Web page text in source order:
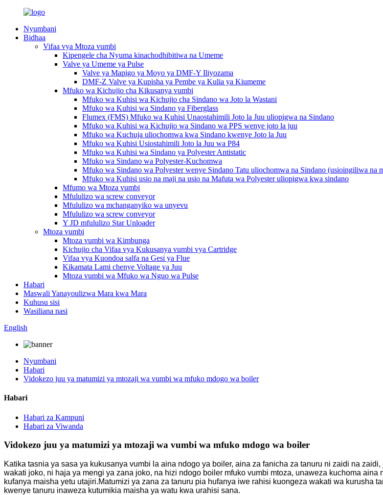
Nyumbani
Bidhaa
Vifaa vya Mtoza vumbi
Kipengele cha Nyuma kinachodhibitiwa na Umeme
Valve ya Umeme ya Pulse
Valve ya Mapigo ya Moyo ya DMF-Y Iliyozama
DMF-Z Valve ya Kupisha ya Pembe ya Kulia ya Kiumeme
Mfuko wa Kichujio cha Kikusanya vumbi
Mfuko wa Kuhisi wa Kichujio cha Sindano wa Joto la Wastani
Mfuko wa Kuhisi wa Sindano ya Fiberglass
Flumex (FMS) Mfuko wa Kuhisi Unaostahimili Joto la Juu uliopigwa na Sindano
Mfuko wa Kuhisi wa Kichujio wa Sindano wa PPS wenye joto la juu
Mfuko wa Kuchuja uliochomwa kwa Sindano kwenye Joto la Juu
Mfuko wa Kuhisi Usiostahimili Joto la Juu wa P84
Mfuko wa Kuhisi wa Sindano ya Polyester Antistatic
Mfuko wa Sindano wa Polyester-Kuchomwa
Mfuko wa Sindano wa Polyester wenye Sindano Tatu uliochomwa na Sindano (usioingiliwa na
Mfuko wa Kuhisi usio na maji na usio na Mafuta wa Polyester uliopigwa kwa sindano
Mfumo wa Mtoza vumbi
Mfululizo wa screw conveyor
Mfululizo wa mchanganyiko wa unyevu
Mfululizo wa screw conveyor
Y JD mfululizo Star Unloader
Mtoza vumbi
Mtoza vumbi wa Kimbunga
Kichujio cha Vifaa vya Kukusanya vumbi vya Cartridge
Vifaa vya Kuondoa salfa na Gesi ya Flue
Kikamata Lami chenye Voltage ya Juu
Mtoza vumbi wa Mfuko wa Nguo wa Pulse
Habari
Maswali Yanayoulizwa Mara kwa Mara
Kuhusu sisi
Wasiliana nasi
English
Nyumbani
Habari
Vidokezo juu ya matumizi ya mtozaji wa vumbi wa mfuko mdogo wa boiler
Habari
Habari za Kampuni
Habari za Viwanda
Vidokezo juu ya matumizi ya mtozaji wa vumbi wa mfuko mdogo wa boiler
Katika tasnia ya sasa ya kukusanya vumbi la aina ndogo ya boiler, aina za fanicha za tanuru ni zaidi na
wakati joko, ni haja ya mengi ya zana joko, na hizi ndogo boiler mfuko vumbi mtoza, unaweza kuchoma
kufanya maisha yetu utajiri.Matumizi ya zana za tanuru pia hufanya iwe rahisi kuongeza wakati wa kurusha
kwenye tanuru inaweza kutumikia maisha ya watu kwa urahisi sana.